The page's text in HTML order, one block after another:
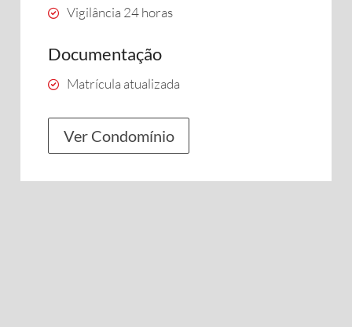
Vigilância 24 horas
Documentação
Matrícula atualizada
Ver Condomínio